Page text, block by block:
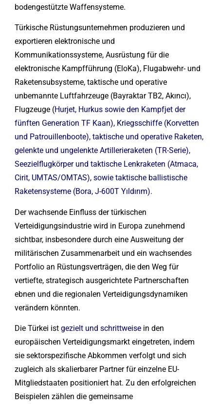
bodengestützte Waffensysteme.
Türkische Rüstungsunternehmen produzieren und
exportieren elektronische und
Kommunikationssysteme, Ausrüstung für die
elektronische Kampfführung (EloKa), Flugabwehr- und
Raketensubsysteme, taktische und operative
unbemannte Luftfahrzeuge (Bayraktar TB2, Akıncı),
Flugzeuge (Hurjet, Hurkus sowie den Kampfjet der
fünften Generation TF Kaan), Kriegsschiffe (Korvetten
und Patrouillenboote), taktische und operative Raketen,
gelenkte und ungelenkte Artillerieraketen (TR-Serie),
Seezielflugkörper und taktische Lenkraketen (Atmaca,
Cirit, UMTAS/OMTAS), sowie taktische ballistische
Raketensysteme (Bora, J-600T Yıldırım).
Der wachsende Einfluss der türkischen
Verteidigungsindustrie wird in Europa zunehmend
sichtbar, insbesondere durch eine Ausweitung der
militärischen Zusammenarbeit und ein wachsendes
Portfolio an Rüstungsverträgen, die den Weg für
vertiefte, strategisch ausgerichtete Partnerschaften
ebnen und die regionalen Verteidigungsdynamiken
verändern könnten.
Die Türkei ist gezielt und schrittweise in den
europäischen Verteidigungsmarkt eingetreten, indem
sie sektorspezifische Abkommen verfolgt und sich
zugleich als skalierbarer Partner für einzelne EU-
Mitgliedstaaten positioniert hat. Zu den erfolgreichen
Beispielen zählen die gemeinsame